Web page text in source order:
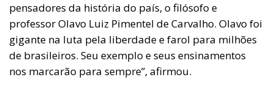
pensadores da história do país, o filósofo e
professor Olavo Luiz Pimentel de Carvalho. Olavo foi
gigante na luta pela liberdade e farol para milhões
de brasileiros. Seu exemplo e seus ensinamentos
nos marcarão para sempre”, afirmou.